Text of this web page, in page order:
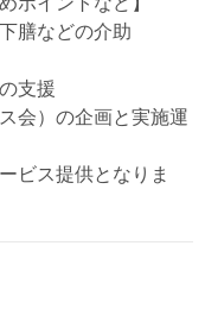
膳などの介助
支援
会）の企画と実施運
ビス提供となりま